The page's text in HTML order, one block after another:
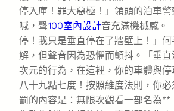
停入庫！罪大惡極！」領頭的泊車
喊，聲100室內設計音充滿機械感。
停！我只是垂直停在了牆壁上！」
解，但聲音因為恐懼而顫抖。「垂
次元的行為，在這裡，你的車體與
八十九點七度！按照維度法則，你
罰的內容是：無限次觀看一部名為**